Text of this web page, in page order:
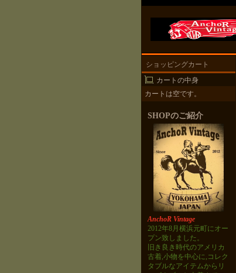
ショッピングカート
カートの中身
カートは空です。
SHOPのご紹介
AnchoR Vintage
2012年8月横浜元町にオー
プン致しました。
旧き良き時代のアメリカ
古着,小物を中心に,コレク
タブルなアイテムから リ